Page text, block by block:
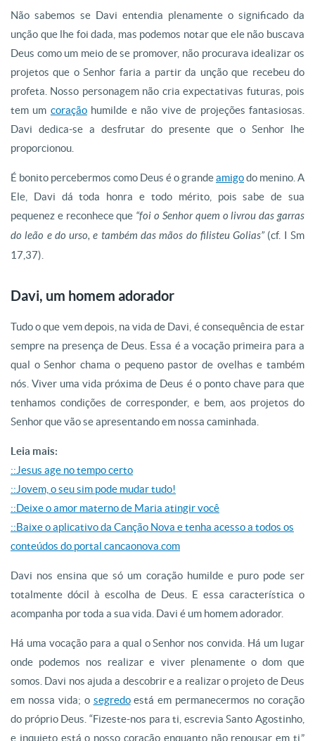
Não sabemos se Davi entendia plenamente o significado da
unção que lhe foi dada, mas podemos notar que ele não buscava
Deus como um meio de se promover, não procurava idealizar os
projetos que o Senhor faria a partir da unção que recebeu do
profeta. Nosso personagem não cria expectativas futuras, pois
tem um coraçãohumilde e não vive de projeções fantasiosas.
Davi dedica-se a desfrutar do presente que o Senhor lhe
proporcionou.
É bonito percebermos como Deus é o grandeamigodo menino. A
Ele, Davi dá toda honra e todo mérito, pois sabe de sua
pequenez e reconhece que “foi o Senhor quem o livrou das garras
do leão e do urso, e também das mãos do filisteu Golias”(cf. I Sm
17,37).
Davi, um homem adorador
Tudo o que vem depois, na vida de Davi, é consequência de estar
sempre na presença de Deus. Essa é a vocação primeira para a
qual o Senhor chama o pequeno pastor de ovelhas e também
nós. Viver uma vida próxima de Deus é o ponto chave para que
tenhamos condições de corresponder, e bem, aos projetos do
Senhor que vão se apresentando em nossa caminhada.
Leia mais:
::Jesus age no tempo certo
::Jovem, o seu sim pode mudar tudo!
::Deixe o amor materno de Maria atingir você
::Baixe o aplicativo da Canção Nova e tenha acesso a todos os
conteúdos do portal cancaonova.com
Davi nos ensina que só um coração humilde e puro pode ser
totalmente dócil à escolha de Deus. E essa característica o
acompanha por toda a sua vida. Davi é um homem adorador.
Há uma vocação para a qual o Senhor nos convida. Há um lugar
onde podemos nos realizar e viver plenamente o dom que
somos. Davi nos ajuda a descobrir e a realizar o projeto de Deus
em nossa vida; o segredoestá em permanecermos no coração
do próprio Deus. “Fizeste-nos para ti, escrevia Santo Agostinho,
e inquieto está o nosso coração enquanto não repousar em ti.”